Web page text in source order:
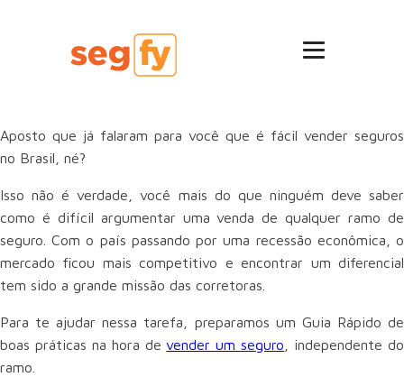
Aposto que já falaram para você que é fácil vender seguros
no Brasil, né?
Isso não é verdade, você mais do que ninguém deve saber
como é difícil argumentar uma venda de qualquer ramo de
seguro. Com o país passando por uma recessão econômica, o
mercado ficou mais competitivo e encontrar um diferencial
tem sido a grande missão das corretoras.
Para te ajudar nessa tarefa, preparamos um Guia Rápido de
boas práticas na hora devender um seguro , independente do
ramo.